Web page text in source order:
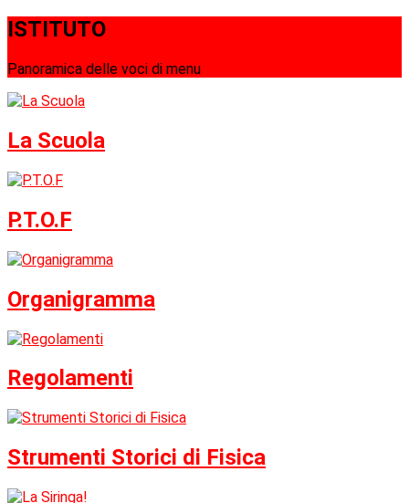
ISTITUTO
Panoramica delle voci di menu
La Scuola
P.T.O.F
Organigramma
Regolamenti
Strumenti Storici di Fisica